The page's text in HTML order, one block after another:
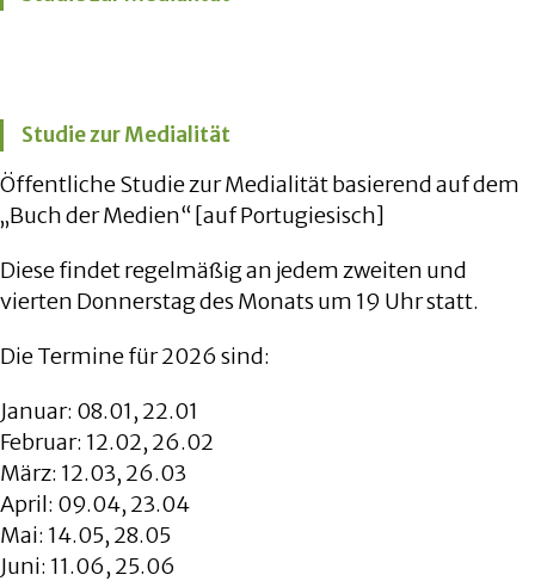
Studie zur Medialität
Öffentliche Studie zur Medialität basierend auf dem
„Buch der Medien“ [auf Portugiesisch]
Diese findet regelmäßig an jedem zweiten und
vierten Donnerstag des Monats um 19 Uhr statt.
Die Termine für 2026 sind:
Januar: 08.01, 22.01
Februar: 12.02, 26.02
März: 12.03, 26.03
April: 09.04, 23.04
Mai: 14.05, 28.05
Juni: 11.06, 25.06